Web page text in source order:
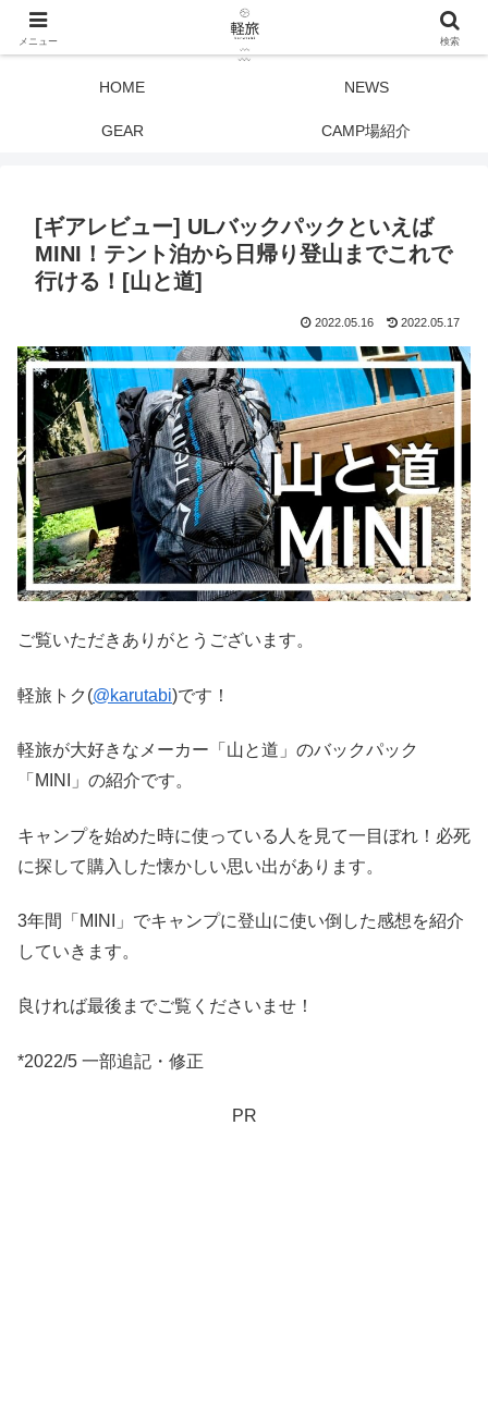
HOME NEWS
GEAR CAMP場紹介
[ギアレビュー] ULバックパックといえば
MINI！テント泊から日帰り登山までこれで
行ける！[山と道]
2022.05.16 2022.05.17
ご覧いただきありがとうございます。
軽旅トク(@karutabi)です！
軽旅が大好きなメーカー「山と道」のバックパック
「MINI」の紹介です。
キャンプを始めた時に使っている人を見て一目ぼれ！必死
に探して購入した懐かしい思い出があります。
3年間「MINI」でキャンプに登山に使い倒した感想を紹介
していきます。
良ければ最後までご覧くださいませ！
*2022/5 一部追記・修正
PR
メニュー 検索